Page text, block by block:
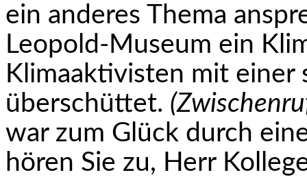
ein anderes Thema
Leopold-Museum ein
Klimaaktivisten mit einer
über­schüt­tet.
war zum Glück durch
hören Sie zu, Herr